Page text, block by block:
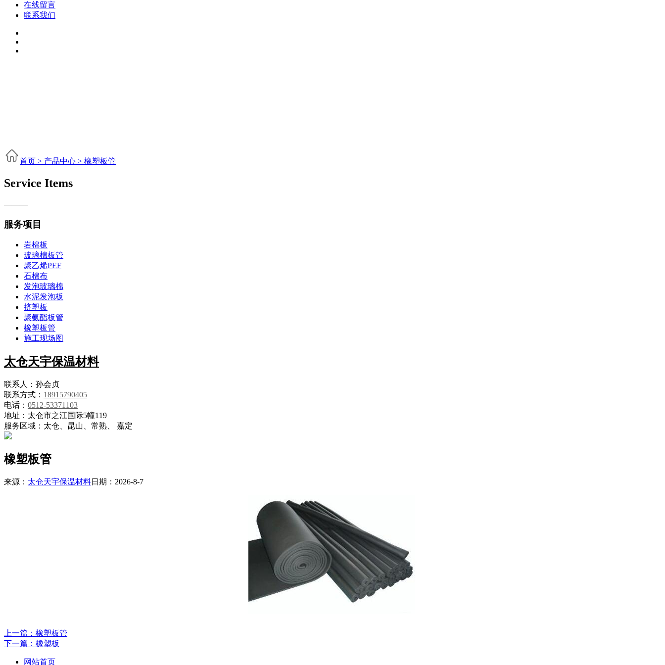
在线留言
联系我们
首页 > 产品中心 > 橡塑板管
Service Items
———
服务项目
岩棉板
玻璃棉板管
聚乙烯PEF
石棉布
发泡玻璃棉
水泥发泡板
挤塑板
聚氨酯板管
橡塑板管
施工现场图
太仓天宇保温材料
联系人：孙会贞
联系方式： 18915790405
电话： 0512-53371103
地址：太仓市之江国际5幢119
服务区域：太仓、昆山、常熟、 嘉定
橡塑板管
来源： 太仓天宇保温材料日期：2026-8-7
上一篇：橡塑板管
下一篇：橡塑板
网站首页